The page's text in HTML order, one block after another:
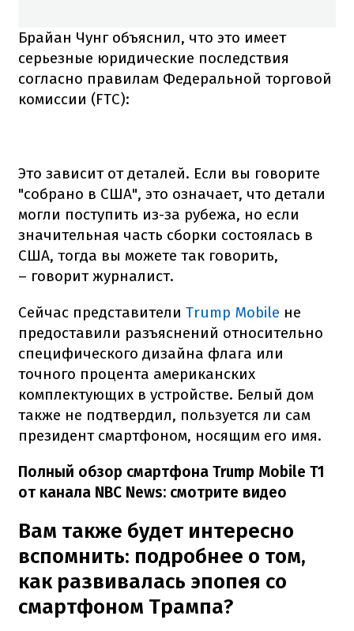
Брайан Чунг объяснил, что это имеет
серьезные юридические последствия
согласно правилам Федеральной торговой
комиссии (FTC):
Это зависит от деталей. Если вы говорите
"собрано в США", это означает, что детали
могли поступить из-за рубежа, но если
значительная часть сборки состоялась в
США, тогда вы можете так говорить,
– говорит журналист.
Сейчас представители Trump Mobile не
предоставили разъяснений относительно
специфического дизайна флага или
точного процента американских
комплектующих в устройстве. Белый дом
также не подтвердил, пользуется ли сам
президент смартфоном, носящим его имя.
Полный обзор смартфона Trump Mobile T1
от канала NBC News: смотрите видео
Вам также будет интересно
вспомнить: подробнее о том,
как развивалась эпопея со
смартфоном Трампа?